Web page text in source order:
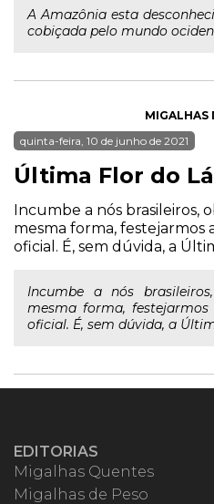
A Amazônia esta
cobiçada pelo mundo
MIGALHAS
quinta-feira, 10 de junho de 2021
Última Flor do
Incumbe a nós brasileiros,
mesma forma, festejarmos
oficial. É, sem dúvida, a
Incumbe a nós
mesma forma,
oficial. É, sem dúvida, a
EDITORIAS
Migalhas Quentes
Migalhas de Peso